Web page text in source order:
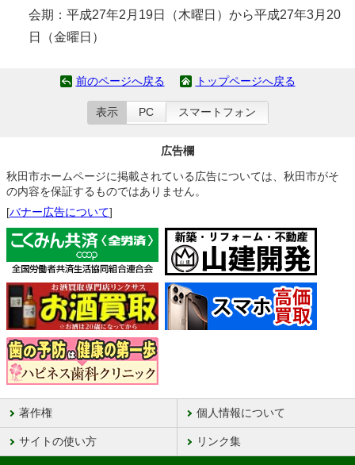
会期：平成27年2月19日（木曜日）から平成27年3月20
日（金曜日）
前のページへ戻る トップページへ戻る
表示 PC スマートフォン
広告欄
秋田市ホームページに掲載されている広告については、秋田市がそ
の内容を保証するものではありません。
[バナー広告について]
著作権 個人情報について
サイトの使い方 リンク集